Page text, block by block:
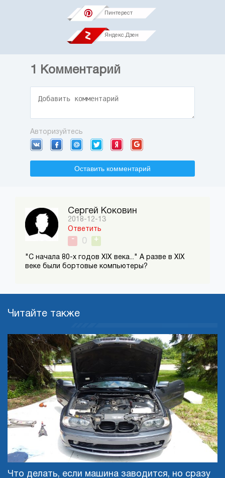
Пинтерест
Яндекс.Дзен
1 Комментарий
Авторизуйтесь
Оставить комментарий
Сергей Коковин
2018-12-13
Ответить
-
0 +
"С начала 80-х годов ХІХ века..." А разве в XIX
веке были бортовые компьютеры?
Читайте также
Что делать, если машина заводится, но сразу